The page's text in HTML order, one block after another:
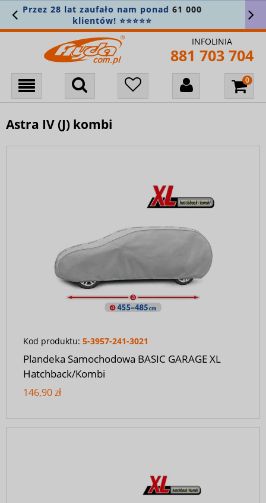
Załóż konto i zapisz się do newslettera, aby
nie przegapić nowości! 🎁
INFOLINIA
881 703 704
Astra IV (J) kombi
Kod produktu: 5-3957-241-3021
Plandeka Samochodowa BASIC GARAGE XL
Hatchback/Kombi
146,90 zł